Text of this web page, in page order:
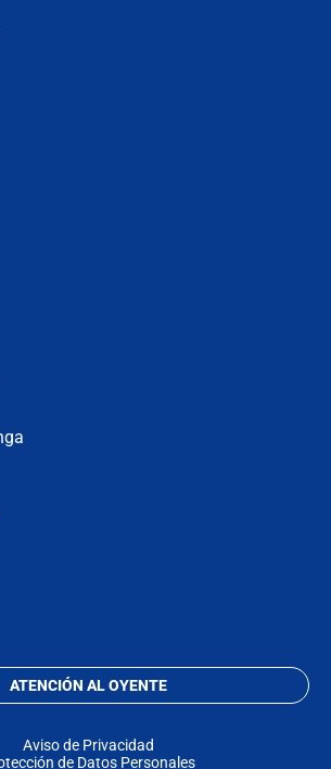
ATENCIÓN AL OYENTE
Aviso de Privacidad
de Datos Personales